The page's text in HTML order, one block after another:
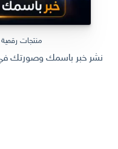
منتجات
نشر خبر باسمك وصورتك